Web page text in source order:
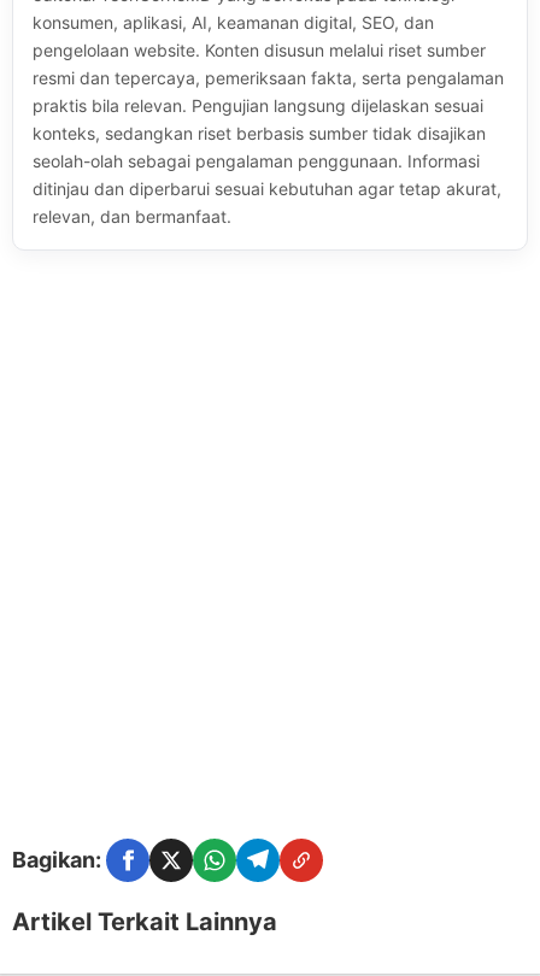
konsumen, aplikasi, AI, keamanan digital, SEO, dan
pengelolaan website. Konten disusun melalui riset sumber
resmi dan tepercaya, pemeriksaan fakta, serta pengalaman
praktis bila relevan. Pengujian langsung dijelaskan sesuai
konteks, sedangkan riset berbasis sumber tidak disajikan
seolah-olah sebagai pengalaman penggunaan. Informasi
ditinjau dan diperbarui sesuai kebutuhan agar tetap akurat,
relevan, dan bermanfaat.
Bagikan: FacebookTwitterWhatsAppTelegramCopy Link
Artikel Terkait Lainnya